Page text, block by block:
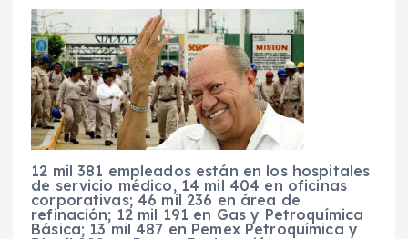
12 mil 381 empleados están en los hospitales
de servicio médico, 14 mil 404 en oficinas
corporativas; 46 mil 236 en área de
refinación; 12 mil 191 en Gas y Petroquímica
Básica; 13 mil 487 en Pemex Petroquímica y